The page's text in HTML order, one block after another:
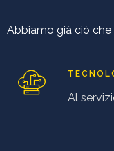
Abbiamo già ciò che
Al